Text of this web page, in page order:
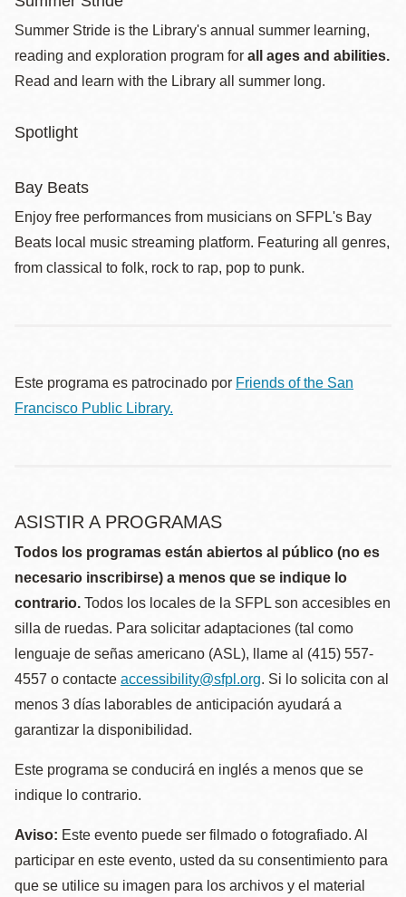
Summer Stride is the Library's annual summer learning,
reading and exploration program for all ages and abilities.
Read and learn with the Library all summer long.
Spotlight
Bay Beats
Enjoy free performances from musicians on SFPL's Bay
Beats local music streaming platform. Featuring all genres,
from classical to folk, rock to rap, pop to punk.
Este programa es patrocinado por Friends of the San
Francisco Public Library.
ASISTIR A PROGRAMAS
Todos los programas están abiertos al público (no es
necesario inscribirse) a menos que se indique lo
contrario. Todos los locales de la SFPL son accesibles en
silla de ruedas. Para solicitar adaptaciones (tal como
lenguaje de señas americano (ASL), llame al (415) 557-
4557 o contacte accessibility@sfpl.org. Si lo solicita con al
menos 3 días laborables de anticipación ayudará a
garantizar la disponibilidad.
Este programa se conducirá en inglés a menos que se
indique lo contrario.
Aviso: Este evento puede ser filmado o fotografiado. Al
participar en este evento, usted da su consentimiento para
que se utilice su imagen para los archivos y el material